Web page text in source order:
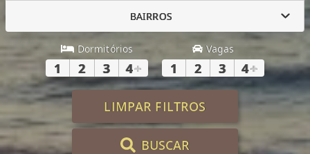
BAIRROS
Dormitórios
1 2 3 4+
Vagas
1 2 3 4+
LIMPAR FILTROS
BUSCAR